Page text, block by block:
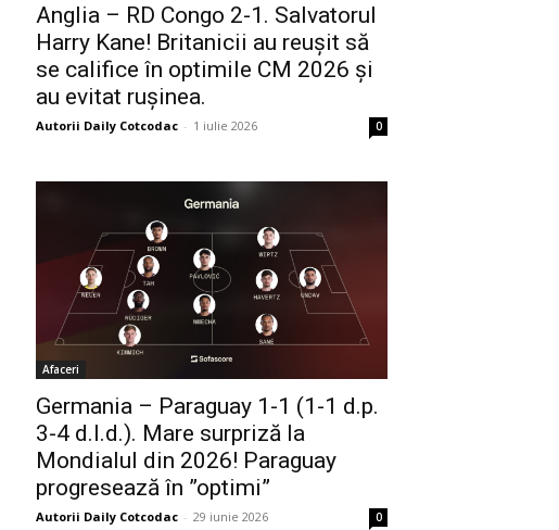
Anglia – RD Congo 2-1. Salvatorul
Harry Kane! Britanicii au reușit să
se califice în optimile CM 2026 și
au evitat rușinea.
Autorii Daily Cotcodac - 1 iulie 2026 0
Afaceri
Germania – Paraguay 1-1 (1-1 d.p.
3-4 d.l.d.). Mare surpriză la
Mondialul din 2026! Paraguay
progresează în ”optimi”
Autorii Daily Cotcodac - 29 iunie 2026 0